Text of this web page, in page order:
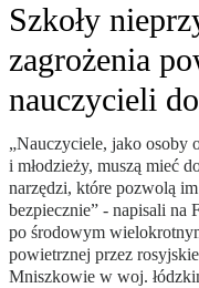
Szkoły
zagrożenia
nauczycieli
„Nauczyciele, jako osoby
i młodzieży, muszą mieć
narzędzi, które pozwolą
bezpiecznie” - napisali
po środowym
powietrznej przez
Mniszkowie w woj.